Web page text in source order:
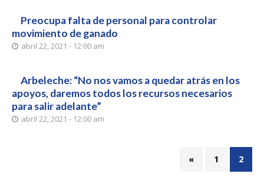
Preocupa falta de personal para controlar
movimiento de ganado
abril 22, 2021 - 12:00 am
Arbeleche: “No nos vamos a quedar atrás en los
apoyos, daremos todos los recursos necesarios
para salir adelante”
abril 22, 2021 - 12:00 am
« 1 2